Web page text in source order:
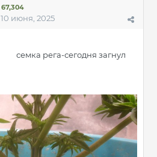
67,304
10 июня, 2025
семка рега-сегодня загнул